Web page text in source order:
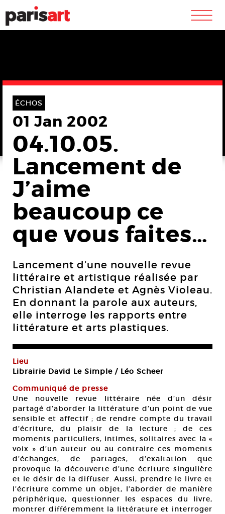
m
ÉCHOS
01 Jan 2002
04.10.05.
Lancement de
J’aime
beaucoup ce
que vous faites…
Lancement d’une nouvelle revue
littéraire et artistique réalisée par
Christian Alandete et Agnès Violeau.
En donnant la parole aux auteurs,
elle interroge les rapports entre
littérature et arts plastiques.
Lieu
Librairie David Le Simple / Léo Scheer
Communiqué de presse
Une nouvelle revue littéraire née d’un désir
partagé d’aborder la littérature d’un point de vue
sensible et affectif ; de rendre compte du travail
d’écriture, du plaisir de la lecture ; de ces
moments particuliers, intimes, solitaires avec la «
voix » d’un auteur ou au contraire ces moments
d’échanges, de partages, d’exaltation que
provoque la découverte d’une écriture singulière
et le désir de la diffuser. Aussi, prendre le livre et
l’écriture comme un objet, l’aborder de manière
périphérique, questionner les espaces du livre,
montrer différemment la littérature et interroger